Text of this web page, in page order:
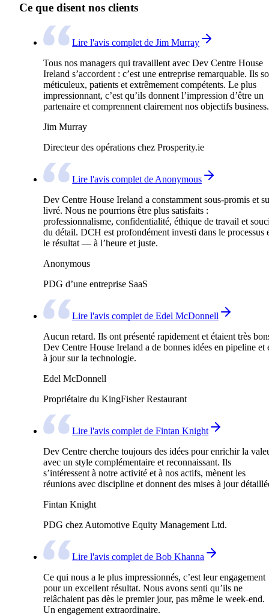
Ce que disent nos clients
Lire l'avis complet de Jim Murray
Tous nos managers qui travaillent avec Dev Centre House
Ireland s’accordent : c’est une entreprise remarquable. Ils
méticuleux, patients et extrêmement compétents. Le plus
impressionnant, c’est qu’ils donnent l’impression d’être un
partenaire et comprennent clairement nos objectifs business.
Jim Murray
Directeur des opérations chez Prosperity.ie
Lire l'avis complet de Anonymous
Dev Centre House Ireland a constamment sous-promis et
livré. Nous ne pourrions être plus satisfaits :
professionnalisme, confidentialité, éthique de travail et
du détail. DCH est profondément investi dans le processus
le résultat — à l’heure et juste.
Anonymous
PDG d’une entreprise SaaS
Lire l'avis complet de Edel McDonnell
Aucun retard. Ils ont présenté rapidement et étaient très
Dev Centre House Ireland a de bonnes idées en pipeline et
à jour sur la technologie.
Edel McDonnell
Propriétaire du KingFisher Restaurant
Lire l'avis complet de Fintan Knight
Dev Centre cherche toujours des idées pour enrichir la
avec un style complémentaire et reconnaissant. Ils
s’intéressent à notre activité et à nos actifs, mènent les
réunions avec discipline et donnent des mises à jour
Fintan Knight
PDG chez Automotive Equity Management Ltd.
Lire l'avis complet de Bob Khanna
Ce qui nous a le plus impressionnés, c’est leur engagement
pour un excellent résultat. Nous avons senti qu’ils ne
relâchaient pas dès le premier jour, pas même le week-end.
Un engagement extraordinaire.